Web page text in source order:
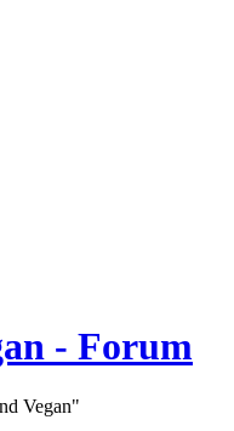
- Forum
Vegan"